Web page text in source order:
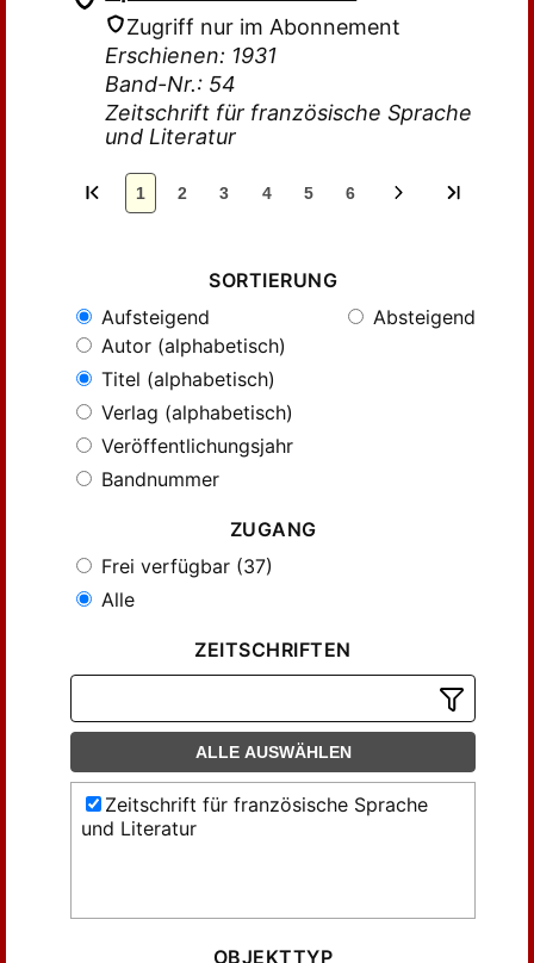
Zugriff nur im Abonnement
Erschienen: 1931
Band-Nr.: 54
Zeitschrift für französische Sprache
und Literatur
1 2 3 4 5 6
SORTIERUNG
Aufsteigend
Absteigend
Autor (alphabetisch)
Titel (alphabetisch)
Verlag (alphabetisch)
Veröffentlichungsjahr
Bandnummer
ZUGANG
Frei verfügbar (37)
Alle
ZEITSCHRIFTEN
ALLE AUSWÄHLEN
Zeitschrift für französische Sprache
und Literatur
OBJEKTTYP